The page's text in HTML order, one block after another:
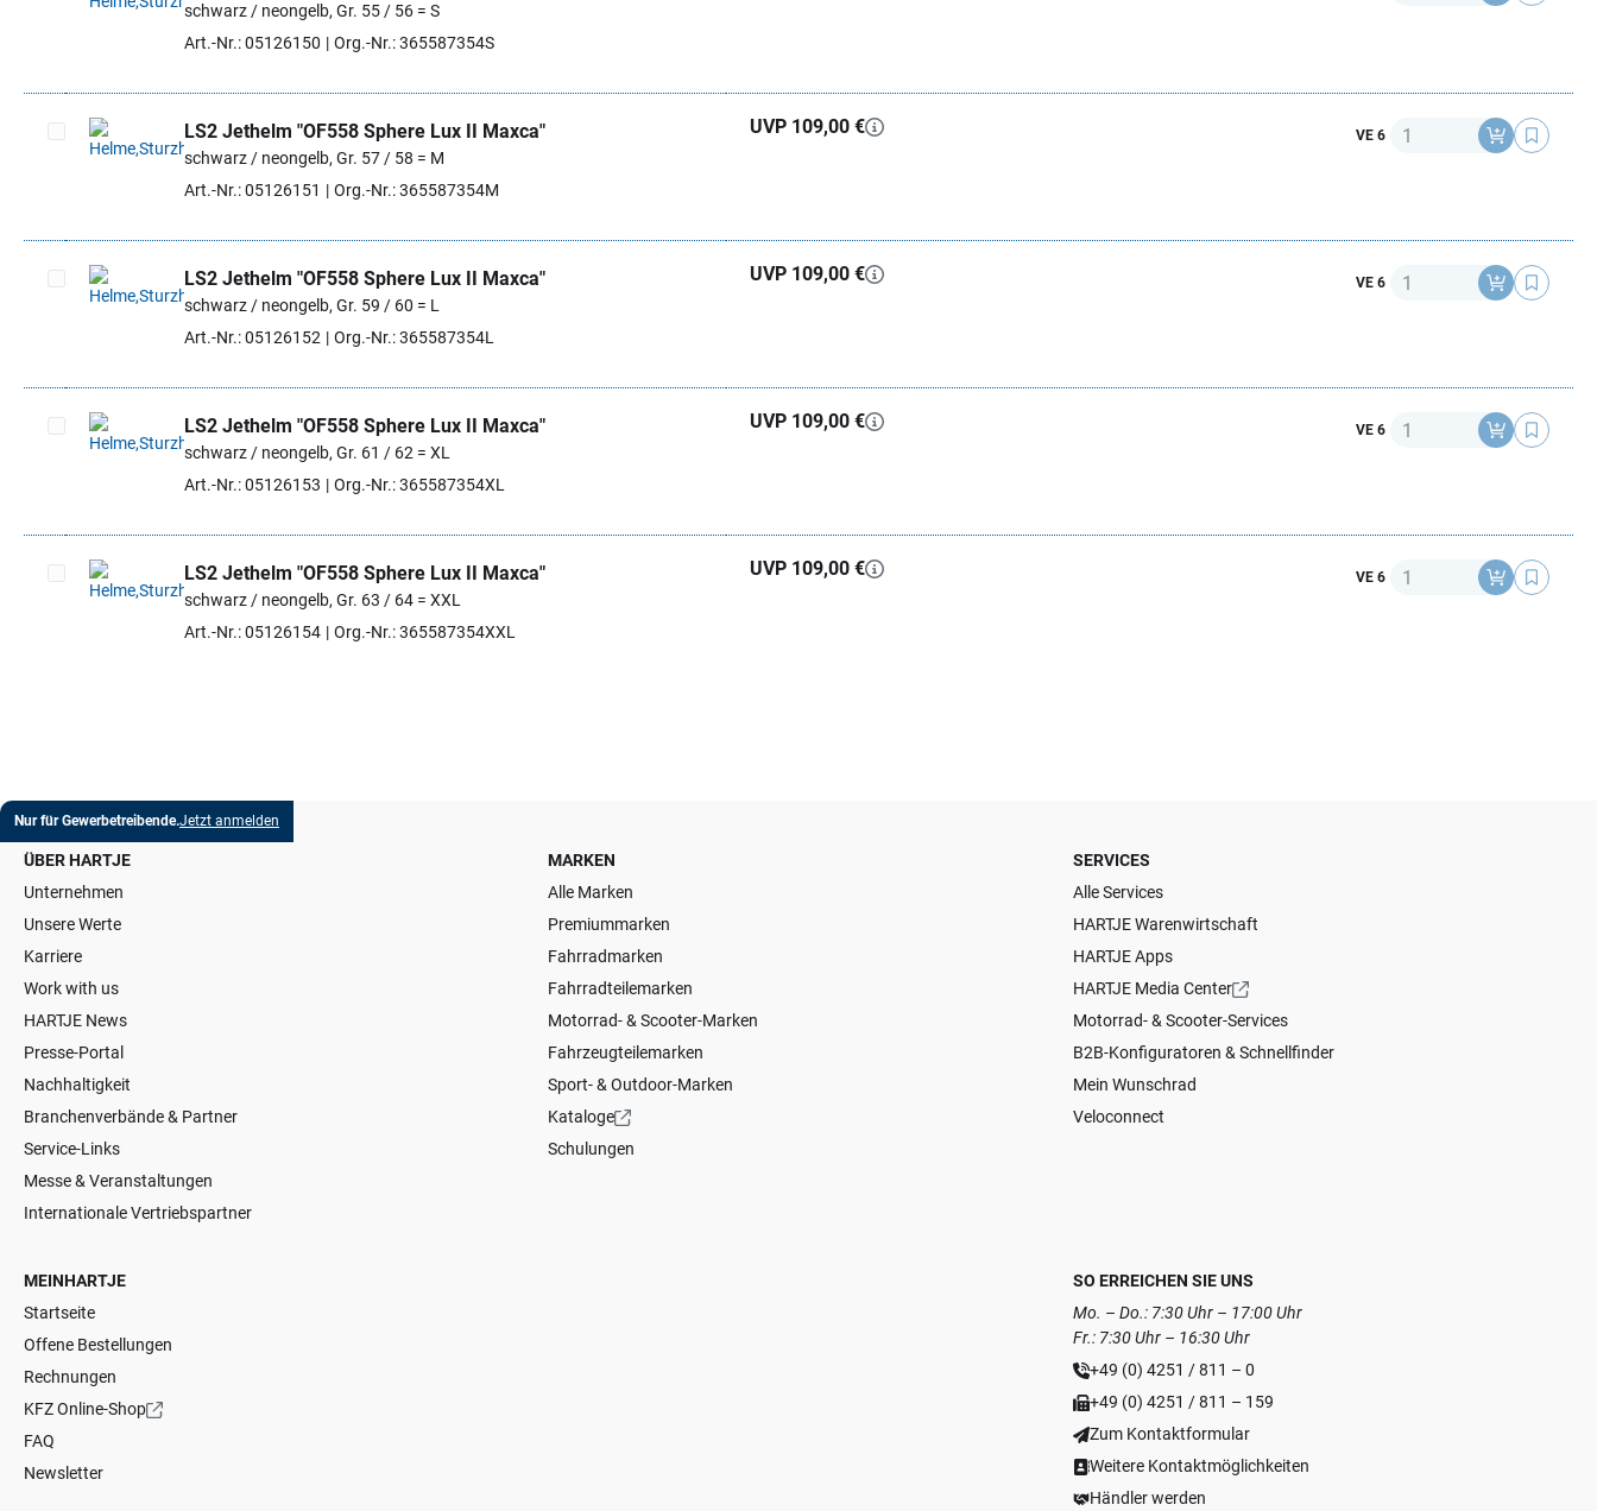
Artikel auswählen
schwarz / neongelb, Gr. 55 / 56 = S
Art.-Nr.: 05126150
Org.-Nr.: 365587354S
Artikel auswählen
LS2 Jethelm "OF558 Sphere Lux II Maxca"
schwarz / neongelb, Gr. 57 / 58 = M
Art.-Nr.: 05126151
Org.-Nr.: 365587354M
UVP 109,00 € VE 6 Anzahl
Artikel auswählen
LS2 Jethelm "OF558 Sphere Lux II Maxca"
schwarz / neongelb, Gr. 59 / 60 = L
Art.-Nr.: 05126152
Org.-Nr.: 365587354L
UVP 109,00 € VE 6 Anzahl
Artikel auswählen
LS2 Jethelm "OF558 Sphere Lux II Maxca"
schwarz / neongelb, Gr. 61 / 62 = XL
Art.-Nr.: 05126153
Org.-Nr.: 365587354XL
UVP 109,00 € VE 6 Anzahl
Artikel auswählen
LS2 Jethelm "OF558 Sphere Lux II Maxca"
schwarz / neongelb, Gr. 63 / 64 = XXL
Art.-Nr.: 05126154
Org.-Nr.: 365587354XXL
UVP 109,00 € VE 6 Anzahl
Nur für Gewerbetreibende.Jetzt anmelden
ÜBER HARTJE
Unternehmen
Unsere Werte
Karriere
Work with us
HARTJE News
Presse-Portal
Nachhaltigkeit
Branchenverbände & Partner
Service-Links
Messe & Veranstaltungen
Internationale Vertriebspartner
MARKEN
Alle Marken
Premiummarken
Fahrradmarken
Fahrradteilemarken
Motorrad- & Scooter-Marken
Fahrzeugteilemarken
Sport- & Outdoor-Marken
Kataloge
Schulungen
SERVICES
Alle Services
HARTJE Warenwirtschaft
HARTJE Apps
HARTJE Media Center
Motorrad- & Scooter-Services
B2B-Konfiguratoren & Schnellfinder
Mein Wunschrad
Veloconnect
MEINHARTJE
Startseite
Offene Bestellungen
Rechnungen
KFZ Online-Shop
FAQ
Newsletter
SO ERREICHEN SIE UNS
Mo. – Do.: 7:30 Uhr – 17:00 Uhr
Fr.: 7:30 Uhr – 16:30 Uhr
+49 (0) 4251 / 811 – 0
+49 (0) 4251 / 811 – 159
Zum Kontaktformular
Weitere Kontaktmöglichkeiten
Händler werden